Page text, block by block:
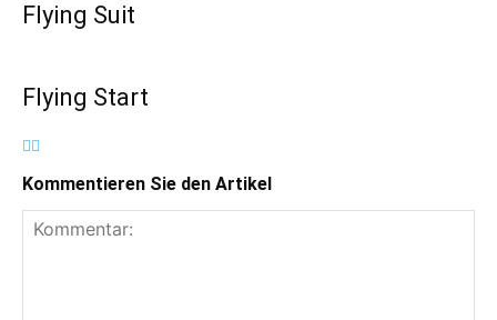
Flying Suit
Flying Start
Kommentieren Sie den Artikel